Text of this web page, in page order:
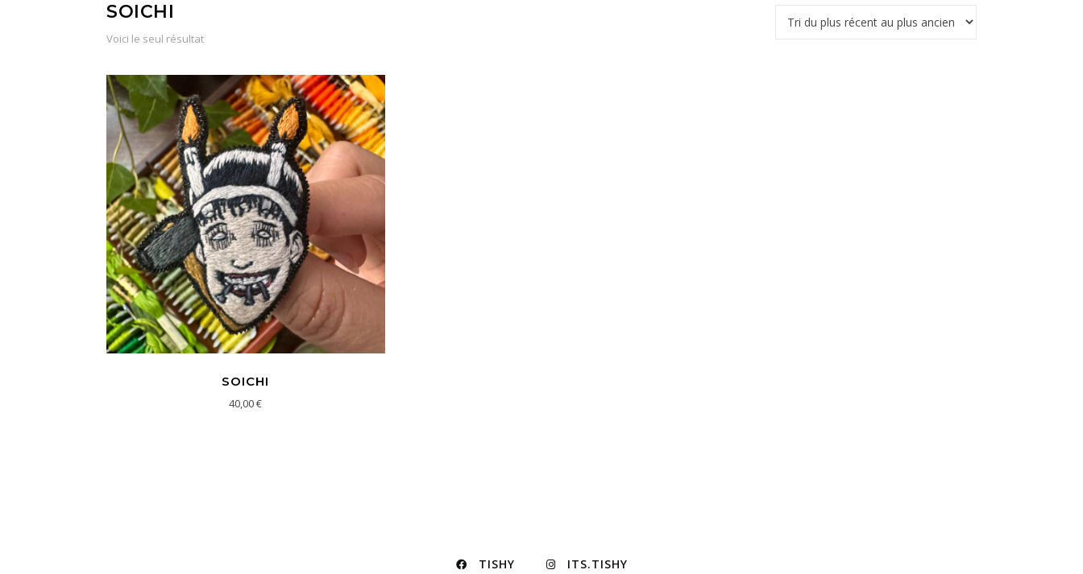
SOICHI
Voici le seul résultat
SOICHI
40,00€
TISHY ITS.TISHY